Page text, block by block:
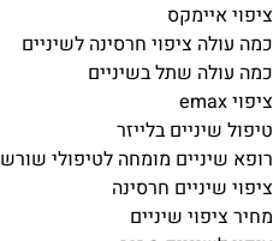
ציפוי איימקס
כמה עולה ציפוי חרסינה לשיניים
כמה עולה שתל בשיניים
ציפוי emax
טיפול שיניים בלייזר
רופא שיניים מומחה לטיפולי שורש
ציפוי שיניים חרסינה
מחיר ציפוי שיניים